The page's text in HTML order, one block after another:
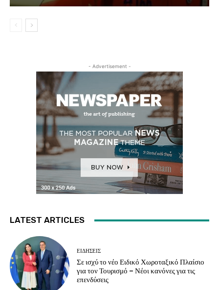
- Advertisement -
LATEST ARTICLES
ΕΙΔΗΣΕΙΣ
Σε ισχύ το νέο Ειδικό Χωροταξικό Πλαίσιο
για τον Τουρισμό – Νέοι κανόνες για τις
επενδύσεις